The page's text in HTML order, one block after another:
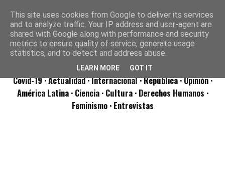
Covid-19· Actualidad· Internacional· República· Opinión·
América Latina · Ciencia · Cultura · Derechos Humanos ·
Feminismo · Entrevistas
This site uses cookies from Google to deliver its services
and to analyze traffic. Your IP address and user-agent are
shared with Google along with performance and security
metrics to ensure quality of service, generate usage
statistics, and to detect and address abuse.
LEARN MORE GOT IT